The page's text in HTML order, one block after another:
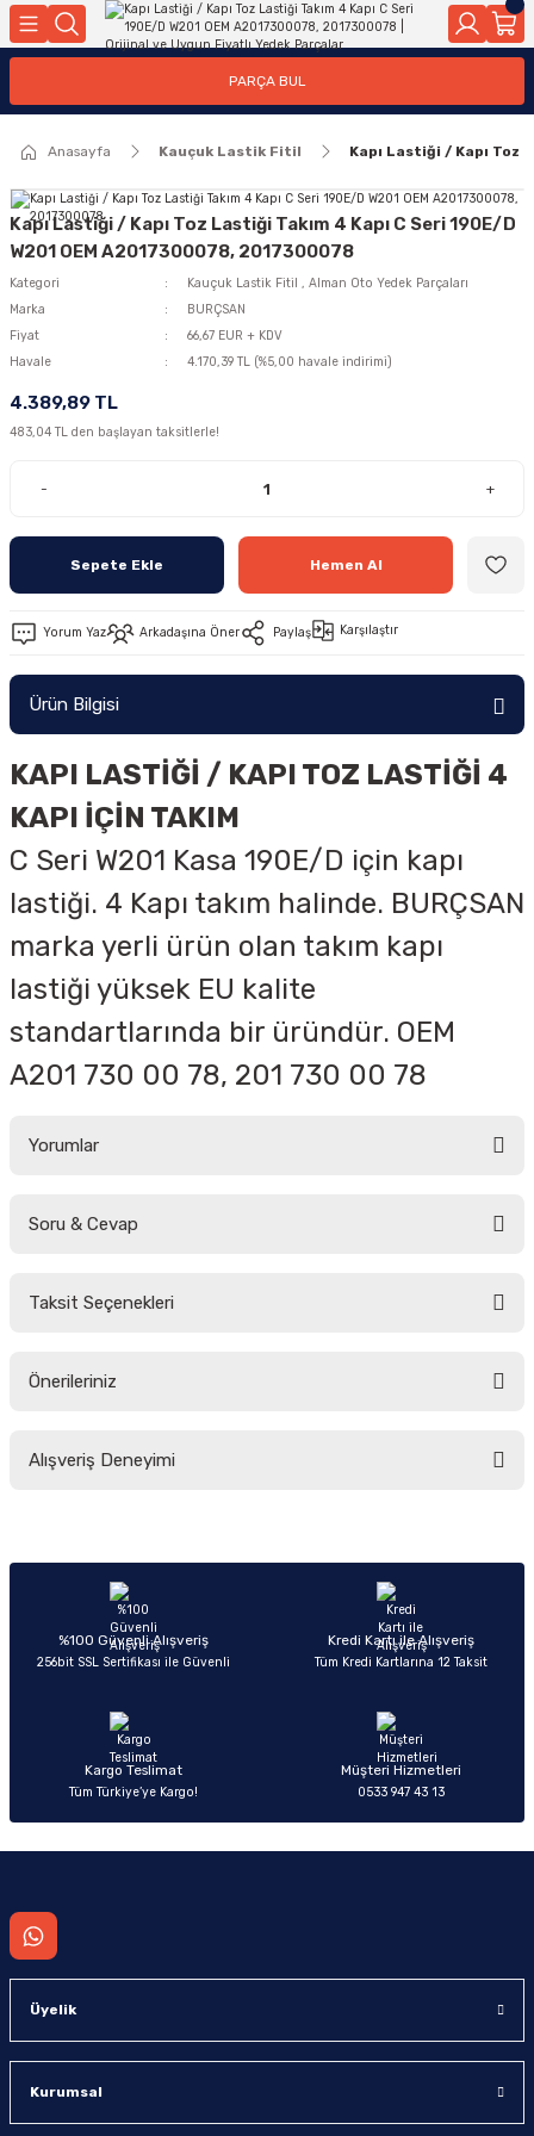
Geri Dön
Geri Dön
Geri Dön
Yakıt Pompası, Yakıt Hatları
Motor Elektrik
Ateşleme Buji Bobin Buji Kablosu
Geri Dön
Geri Dön
Geri Dön
Kollar
Geri Dön
Geri Dön
Ön Arka
Geri Dön
PARÇA BUL
Anasayfa Kauçuk Lastik Fitil Kapı Lastiği / Kapı Toz
Kapı Lastiği / Kapı Toz Lastiği Takım 4 Kapı C Seri 190E/D
W201 OEM A2017300078, 2017300078
Kategori Kauçuk Lastik Fitil , Alman Oto Yedek Parçaları
Marka
BURÇSAN
Fiyat
66,67 EUR + KDV
Havale
4.170,39 TL (%5,00 havale indirimi)
4.389,89 TL
483,04 TL den başlayan taksitlerle!
- +
Sepete Ekle Hemen Al
Yorum Yaz Arkadaşına Öner Paylaş Karşılaştır
Ürün Bilgisi
KAPI LASTİĞİ / KAPI TOZ LASTİĞİ 4
KAPI İÇİN TAKIM
C Seri W201 Kasa 190E/D için kapı
lastiği. 4 Kapı takım halinde. BURÇSAN
marka yerli ürün olan takım kapı
lastiği yüksek EU kalite
standartlarında bir üründür. OEM
A201 730 00 78, 201 730 00 78
Yorumlar
Soru & Cevap
Taksit Seçenekleri
Önerileriniz
yetersiz gördüğünüz noktaları öneri formunu kullanarak tarafımıza
Ürün açıklamasında eksik bilgiler bulunuyor.
Ürün bilgilerinde hatalar bulunuyor.
Ürün fiyatı diğer sitelerden daha pahalı.
Alışveriş Deneyimi
Sitemize ilk yorumu siz yapın!
%100 Güvenli Alışveriş
256bit SSL Sertifikası ile Güvenli
Kredi Kartı ile Alışveriş
Tüm Kredi Kartlarına 12 Taksit
Kargo Teslimat
Tüm Türkiye’ye Kargo!
Müşteri Hizmetleri
0533 947 43 13
Üyelik
Kurumsal